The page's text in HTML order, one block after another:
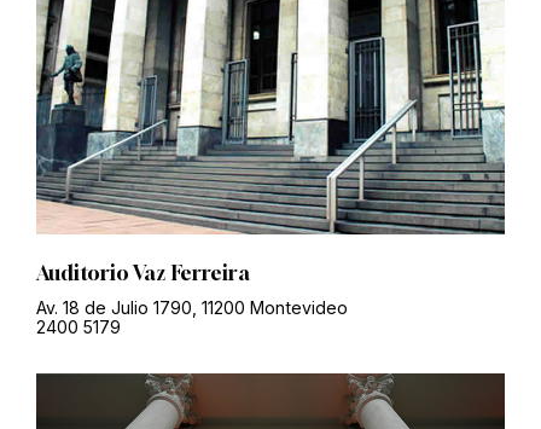
Auditorio Vaz Ferreira
Av. 18 de Julio 1790, 11200 Montevideo
2400 5179